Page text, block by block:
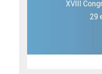
Especiais